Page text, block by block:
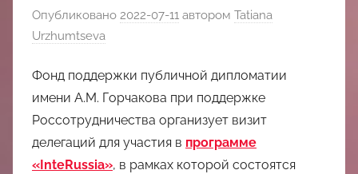
文
化
中
心
Опубликовано 2022-07-11 автором Tatiana
Urzhumtseva
Фонд поддержки публичной дипломатии
имени А.М. Горчакова при поддержке
Россотрудничества организует визит
делегаций для участия в программе
«InteRussia», в рамках которой состоятся